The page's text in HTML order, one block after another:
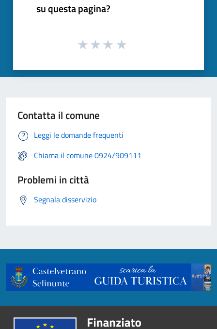
su questa pagina?
Contatta il comune
Leggi le domande frequenti
Chiama il comune 0924/909111
Problemi in città
Segnala disservizio